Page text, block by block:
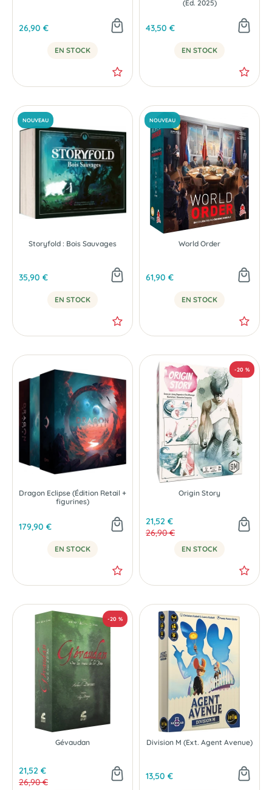
26,90 €
EN STOCK
(Éd. 2025)
43,50 €
EN STOCK
Storyfold : Bois Sauvages
35,90 €
EN STOCK
World Order
61,90 €
EN STOCK
Dragon Eclipse (Édition Retail +
figurines)
179,90 €
EN STOCK
Origin Story
21,52 €
26,90 €
EN STOCK
Gévaudan
21,52 €
26,90 €
Division M (Ext. Agent Avenue)
13,50 €